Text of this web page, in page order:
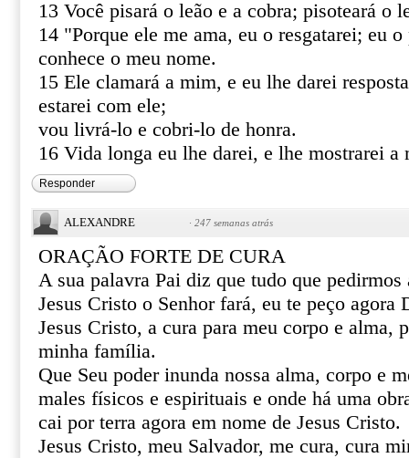
13 Você pisará o leão e a cobra; pisoteará o
14 "Porque ele me ama, eu o resgatarei; eu
conhece o meu nome.
15 Ele clamará a mim, e eu lhe darei
estarei com ele;
vou livrá-lo e cobri-lo de honra.
16 Vida longa eu lhe darei, e lhe mostrarei a
Responder
ALEXANDRE · 247 semanas atrás
ORAÇÃO FORTE DE CURA
A sua palavra Pai diz que tudo que pedirmos
Jesus Cristo o Senhor fará, eu te peço agora
Jesus Cristo, a cura para meu corpo e alma,
minha família.
Que Seu poder inunda nossa alma, corpo e
males físicos e espirituais e onde há uma
cai por terra agora em nome de Jesus Cristo.
Jesus Cristo, meu Salvador, me cura, cura